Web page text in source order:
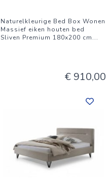
Naturelkleurige Bed Box Wonen
Massief eiken houten bed
Sliven Premium 180x200 cm...
€ 910,00